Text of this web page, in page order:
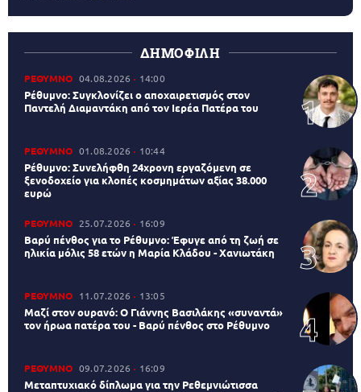
ΔΗΜΟΦΙΛΗ
ΡΕΘΥΜΝΟ 04.08.2026 14:00
Ρέθυμνο: Συγκλονίζει ο αποχαιρετισμός στον
Παντελή Διαμαντάκη από τον Ιερέα Πατέρα του
ΡΕΘΥΜΝΟ 01.08.2026 10:44
Ρέθυμνο: Συνελήφθη 24χρονη εργαζόμενη σε
ξενοδοχείο για κλοπές κοσμημάτων αξίας 38.000
ευρώ
ΡΕΘΥΜΝΟ 25.07.2026 16:09
Βαρύ πένθος για το Ρέθυμνο: Έφυγε από τη ζωή σε
ηλικία μόλις 58 ετών η Μαρία Κλάδου - Χανιωτάκη
ΡΕΘΥΜΝΟ 11.07.2026 13:05
Μαζί στον ουρανό: Ο Γιάννης Βασιλάκης «συναντά»
τον ήρωα πατέρα του - Βαρύ πένθος στο Ρέθυμνο
ΡΕΘΥΜΝΟ 09.07.2026 16:09
Μεταπτυχιακό δίπλωμα για την Ρεθεμνιώτισσα